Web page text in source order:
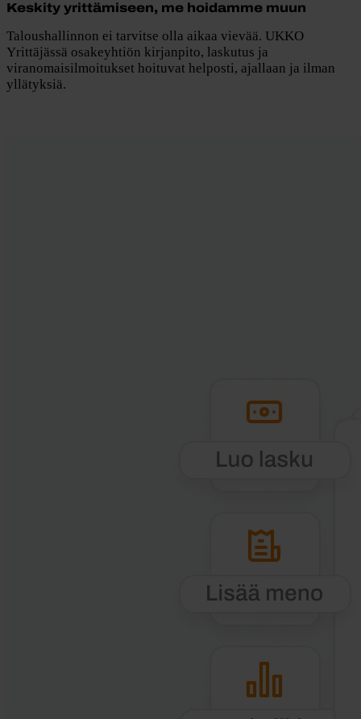
Keskity yrittämiseen, me hoidamme muun
Taloushallinnon ei tarvitse olla aikaa vievää. UKKO
Yrittäjässä osakeyhtiön kirjanpito, laskutus ja
viranomaisilmoitukset hoituvat helposti, ajallaan ja ilman
yllätyksiä.